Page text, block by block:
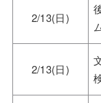
2/13(日)
2/13(日)